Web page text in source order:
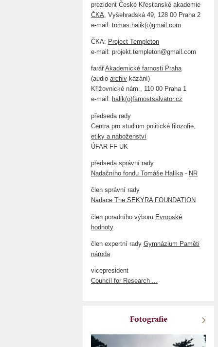
prezident České Křesťanské akademie
ČKA , Vyšehradská 49, 128 00 Praha 2
e-mail: tomas.halik(o)gmail.com
ČKA: Project Templeton
e-mail: projekt.templeton@gmail.com
farářAkademické farnosti Praha
(audio archiv kázání)
Křižovnické nám., 110 00 Praha 1
e-mail: halik(o)farnostsalvator.cz
předseda rady
Centra pro studium politické filozofie,
etiky a náboženství
ÚFAR FF UK
předseda správní rady
Nadačního fondu Tomáše Halíka - NR
člen správní rady
Nadace The SEKYRA FOUNDATION
člen poradního výboru Evropské
hodnoty
člen expertní rady Gymnázium Paměti
národa
vicepresident
Council for Research ...
Fotografie